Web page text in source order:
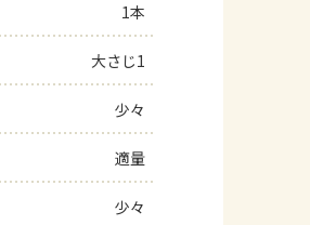
1本
大さじ1
少々
適量
少々